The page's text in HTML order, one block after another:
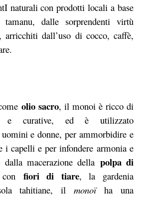
naturali con prodotti locali a base
dalle sorprendenti virtù
arricchiti dall’uso di cocco, caffè,
olio sacro, il monoi è ricco di
e curative, ed è utilizzato
e donne, per ammorbidire e
i capelli e per infondere armonia e
dalla macerazione della polpa di
fiori di tiare, la gardenia
tahitiane, ilmonoïha una